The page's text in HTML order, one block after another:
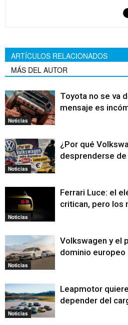
ARTÍCULOS RELACIONADOS
MÁS DEL AUTOR
Noticias
Toyota no se va
mensaje es
Noticias
¿Por qué
desprenderse de
Noticias
Ferrari Luce: el
critican, pero los
Noticias
Volkswagen y el
dominio europeo
Noticias
Leapmotor
depender del